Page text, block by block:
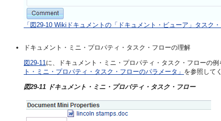
「図29-10 Wikiドキュメントの「ドキュメント・ビューア」タスク
ドキュメント・ミニ・プロパティ・タスク・フローの理解
図29-11に、ドキュメント・ミニ・プロパティ・タスク・フローの
ト・ミニ・プロパティ・タスク・フローのパラメータ」 を参照して
図29-11 ドキュメント・ミニ・プロパティ・タスク・フロー